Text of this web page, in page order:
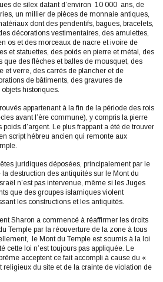
de silex datant d’environ 10 000 ans, de
un millier de pièces de monnaie antiques,
dont des pendentifs, bagues, bracelets,
décorations vestimentaires, des amulettes,
os et des morceaux de nacre et ivoire de
et statuettes, des poids en pierre et métal, des
que des flèches et balles de mousquet, des
et verre, des carrés de plancher et de
de bâtiments, des gravures de
historiques.
appartenant à la fin de la période des rois
avant l’ère commune), y compris la pierre
d’argent. Le plus frappant a été de trouver
script hébreu ancien qui remonte aux
juridiques déposées, principalement par le
destruction des antiquités sur le Mont du
n’est pas intervenue, même si les Juges
que des groupes islamiques violent
les constructions et les antiquités.
Sharon a commencé à réaffirmer les droits
Temple par la réouverture de la zone à tous
le Mont du Temple est soumis à la loi
cette loi n’est toujours pas appliquée. Le
acceptent ce fait accompli à cause du «
religieux du site et de la crainte de violation de